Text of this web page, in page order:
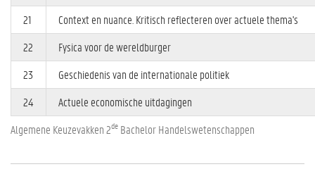
Algemene Keuzevakken 2de Bachelor Handelswetenschappen
21
Context en nuance. Kritisch reflecteren over actuele thema's
22
Fysica voor de wereldburger
23
Geschiedenis van de internationale politiek
24
Actuele economische uitdagingen